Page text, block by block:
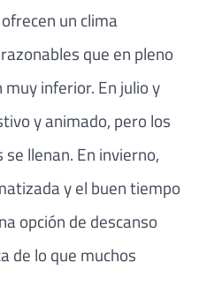
un clima
que en pleno
inferior. En julio y
y animado, pero los
llenan. En invierno,
y el buen tiempo
opción de descanso
de lo que muchos